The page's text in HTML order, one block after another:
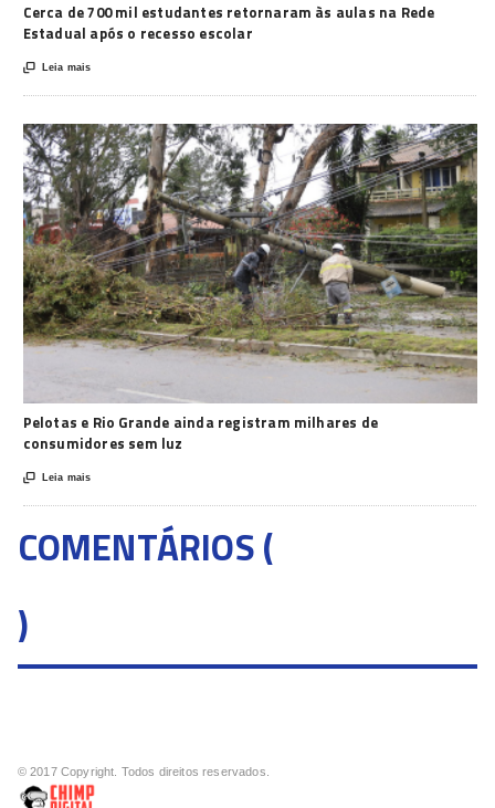
Cerca de 700 mil estudantes retornaram às aulas na Rede
Estadual após o recesso escolar
 Leia mais
Pelotas e Rio Grande ainda registram milhares de
consumidores sem luz
 Leia mais
COMENTÁRIOS (
)
© 2017 Copyright. Todos direitos reservados.